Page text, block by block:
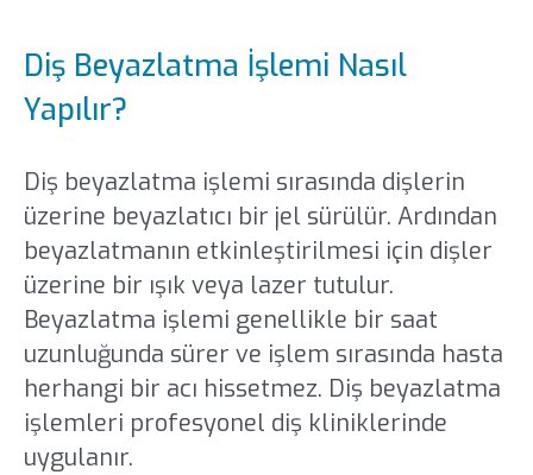
Diş Beyazlatma İşlemi Nasıl
Yapılır?
Diş beyazlatma işlemi sırasında dişlerin
üzerine beyazlatıcı bir jel sürülür. Ardından
beyazlatmanın etkinleştirilmesi için dişler
üzerine bir ışık veya lazer tutulur.
Beyazlatma işlemi genellikle bir saat
uzunluğunda sürer ve işlem sırasında hasta
herhangi bir acı hissetmez. Diş beyazlatma
işlemleri profesyonel diş kliniklerinde
uygulanır.